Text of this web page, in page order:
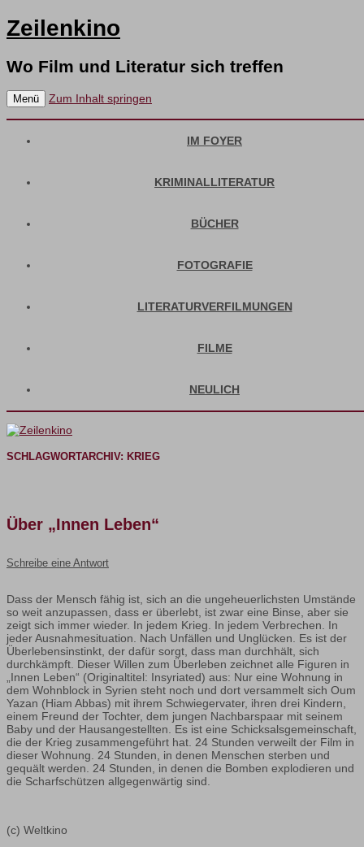
Zeilenkino
Wo Film und Literatur sich treffen
Menü Zum Inhalt springen
IM FOYER
KRIMINALLITERATUR
BÜCHER
FOTOGRAFIE
LITERATURVERFILMUNGEN
FILME
NEULICH
SCHLAGWORTARCHIV: KRIEG
Über „Innen Leben“
Schreibe eine Antwort
Dass der Mensch fähig ist, sich an die ungeheuerlichsten Umstände
so weit anzupassen, dass er überlebt, ist zwar eine Binse, aber sie
zeigt sich immer wieder. In jedem Krieg. In jedem Verbrechen. In
jeder Ausnahmesituation. Nach Unfällen und Unglücken. Es ist der
Überlebensinstinkt, der dafür sorgt, dass man durchhält, sich
durchkämpft. Dieser Willen zum Überleben zeichnet alle Figuren in
„Innen Leben“ (Originaltitel: Insyriated) aus: Nur eine Wohnung in
dem Wohnblock in Syrien steht noch und dort versammelt sich Oum
Yazan (Hiam Abbas) mit ihrem Schwiegervater, ihren drei Kindern,
einem Freund der Tochter, dem jungen Nachbarspaar mit seinem
Baby und der Hausangestellten. Es ist eine Schicksalsgemeinschaft,
die der Krieg zusammengeführt hat. 24 Stunden verweilt der Film in
dieser Wohnung. 24 Stunden, in denen Menschen sterben und
gequält werden. 24 Stunden, in denen die Bomben explodieren und
die Scharfschützen allgegenwärtig sind.
(c) Weltkino